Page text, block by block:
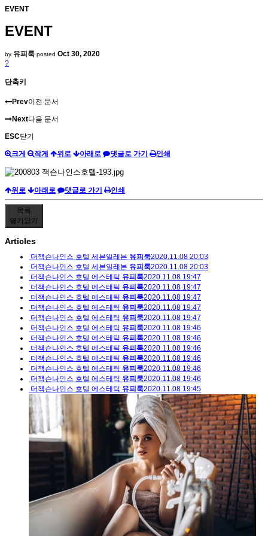
EVENT
EVENT
by 유피룩 posted Oct 30, 2020
?
단축키
Prev이전 문서
Next다음 문서
ESC닫기
크게 작게 위로 아래로 댓글로 가기 인쇄
위로 아래로 댓글로 가기 인쇄
목록
열기 닫기
Articles
더잭슨나인스 호텔 세븐일레븐 유피룩2020.11.08 20:03
더잭슨나인스 호텔 세븐일레븐 유피룩2020.11.08 20:03
더잭슨나인스 호텔 에스테틱 유피룩2020.11.08 19:47
더잭슨나인스 호텔 에스테틱 유피룩2020.11.08 19:47
더잭슨나인스 호텔 에스테틱 유피룩2020.11.08 19:47
더잭슨나인스 호텔 에스테틱 유피룩2020.11.08 19:47
더잭슨나인스 호텔 에스테틱 유피룩2020.11.08 19:47
더잭슨나인스 호텔 에스테틱 유피룩2020.11.08 19:46
더잭슨나인스 호텔 에스테틱 유피룩2020.11.08 19:46
더잭슨나인스 호텔 에스테틱 유피룩2020.11.08 19:46
더잭슨나인스 호텔 에스테틱 유피룩2020.11.08 19:46
더잭슨나인스 호텔 에스테틱 유피룩2020.11.08 19:46
더잭슨나인스 호텔 에스테틱 유피룩2020.11.08 19:46
더잭슨나인스 호텔 에스테틱 유피룩2020.11.08 19:45